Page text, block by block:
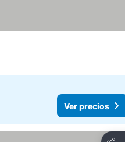
Ver precios